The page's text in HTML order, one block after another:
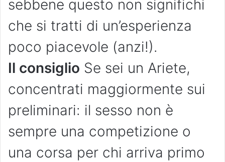
sebbene questo non significhi
che si tratti di un’esperienza
poco piacevole (anzi!).
Il consiglio Se sei un Ariete,
concentrati maggiormente sui
preliminari: il sesso non è
sempre una competizione o
una corsa per chi arriva primo